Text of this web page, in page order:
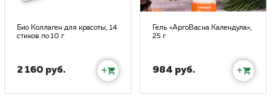
Био Коллаген для красоты, 14
стиков по 10 г
2 160 руб. +
Гель «АргоВасна Календула»,
25 г
984 руб. +